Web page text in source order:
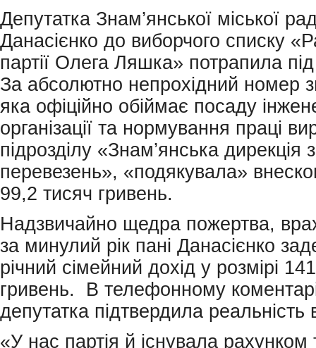
Депутатка Знам’янської міської
Данасієнко до виборчого списку
партії Олега Ляшка» потрапила
За абсолютно непрохідний номер
яка офіційно обіймає посаду
організації та нормування праці
підрозділу «Знам’янська дирекція
перевезень», «подякувала»
99,2 тисяч гривень.
Надзвичайно щедра пожертва,
за минулий рік пані Данасієнко
річний сімейний дохід у розмірі
гривень. В телефонному
депутатка підтвердила реальність
«У нас партія й існувала рахунком